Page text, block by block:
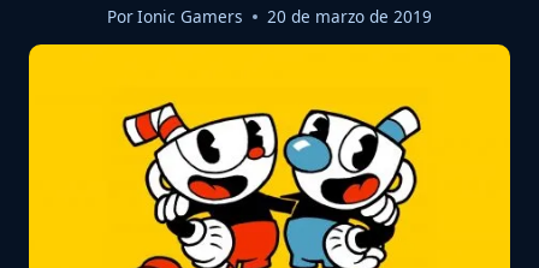
PorIonic Gamers 20 de marzo de 2019